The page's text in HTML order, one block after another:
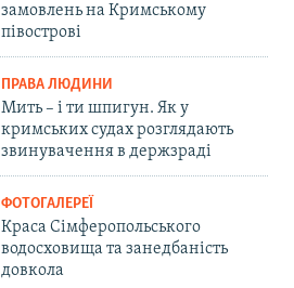
замовлень на Кримському
півострові
ПРАВА ЛЮДИНИ
Мить – і ти шпигун. Як у
кримських судах розглядають
звинувачення в держзраді
ФОТОГАЛЕРЕЇ
Краса Сімферопольського
водосховища та занедбаність
довкола